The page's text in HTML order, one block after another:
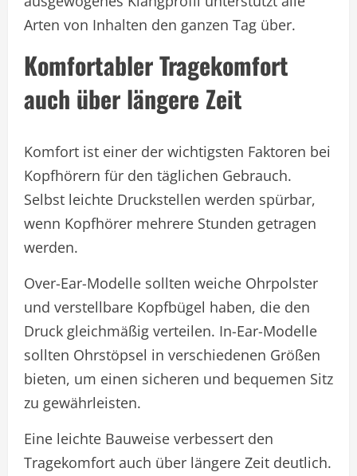
Arten von Inhalten den ganzen Tag über.
Komfortabler Tragekomfort
auch über längere Zeit
Komfort ist einer der wichtigsten Faktoren bei
Kopfhörern für den täglichen Gebrauch.
Selbst leichte Druckstellen werden spürbar,
wenn Kopfhörer mehrere Stunden getragen
werden.
Over-Ear-Modelle sollten weiche Ohrpolster
und verstellbare Kopfbügel haben, die den
Druck gleichmäßig verteilen. In-Ear-Modelle
sollten Ohrstöpsel in verschiedenen Größen
bieten, um einen sicheren und bequemen Sitz
zu gewährleisten.
Eine leichte Bauweise verbessert den
Tragekomfort auch über längere Zeit deutlich.